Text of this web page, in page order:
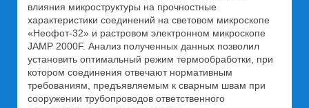
влияния микроструктуры на прочностные
характеристики соединений на световом микроскопе
«Неофот-32» и растровом электронном микроскопе
JAMP 2000F. Анализ полученных данных позволил
установить оптимальный режим термообработки, при
котором соединения отвечают нормативным
требованиям, предъявляемым к сварным швам при
сооружении трубопроводов ответственного